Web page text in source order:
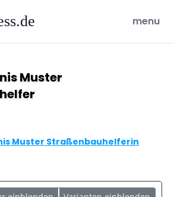
open
menu
Muster
Muster Straßenbauhelferin